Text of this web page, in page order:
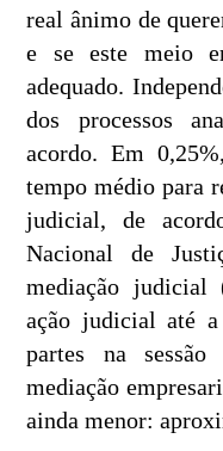
real ânimo de
e se este meio
adequado.
dos processos
acordo. Em
tempo médio para
judicial, de
Nacional de
mediação judicial
ação judicial até a
partes na
mediação
ainda menor: